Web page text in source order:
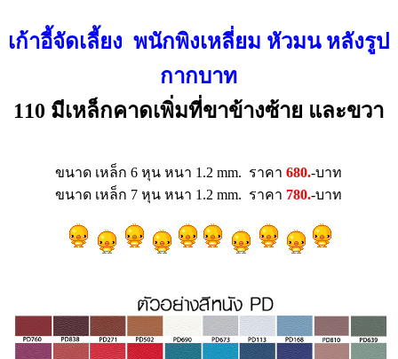
เก้าอี้จัดเลี้ยง พนักพิงเหลี่ยม หัวมน หลังรูป
กากบาท
110 มีเหล็กคาดเพิ่มที่ขาข้างซ้าย และขวา
ขนาด เหล็ก 6 หุน หนา 1.2 mm. ราคา680.-บาท
ขนาด เหล็ก 7 หุน หนา 1.2 mm. ราคา 780.-บาท